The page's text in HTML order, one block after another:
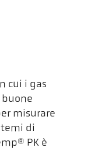
cui i gas
misurare
di
PK è